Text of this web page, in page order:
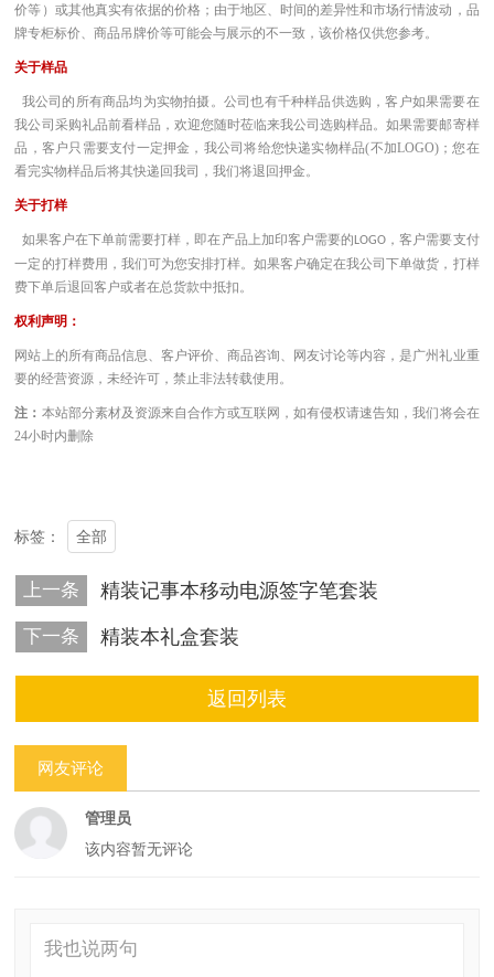
价等）或其他真实有依据的价格；由于地区、时间的差异性和市场行情波动，品
牌专柜标价、商品吊牌价等可能会与展示的不一致，该价格仅供您参考。
关于样品
我公司的所有商品均为实物拍摄。公司也有千种样品供选购，客户如果需要在
我公司采购礼品前看样品，欢迎您随时莅临来我公司选购样品。如果需要邮寄样
品，客户只需要支付一定押金，我公司将给您快递实物样品(不加LOGO)；您在
看完实物样品后将其快递回我司，我们将退回押金。
关于打样
如果客户在下单前需要打样，即在产品上加印客户需要的LOGO ，客户需要支付
一定的打样费用，我们可为您安排打样。如果客户确定在我公司下单做货，打样
费下单后退回客户或者在总货款中抵扣。
权利声明：
网站上的所有商品信息、客户评价、商品咨询、网友讨论等内容，是广州礼业重
要的经营资源，未经许可，禁止非法转载使用。
注： 本站部分素材及资源来自合作方或互联网，如有侵权请速告知，我们将会在
24小时内删除
标签： 全部
上一条 精装记事本移动电源签字笔套装
下一条 精装本礼盒套装
返回列表
网友评论
管理员
该内容暂无评论